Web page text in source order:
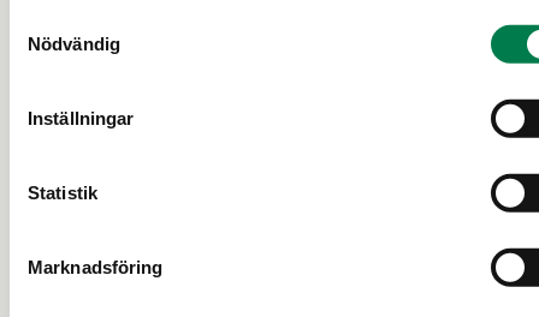
Nödvändig
Inställningar
Statistik
Marknadsföring
Simola, Vapaa-ajanasunto